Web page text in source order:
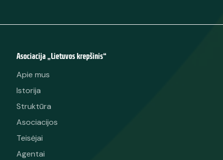
Asociacija „Lietuvos krepšinis“
Apie mus
Istorija
Struktūra
Asociacijos
Teisėjai
Agentai